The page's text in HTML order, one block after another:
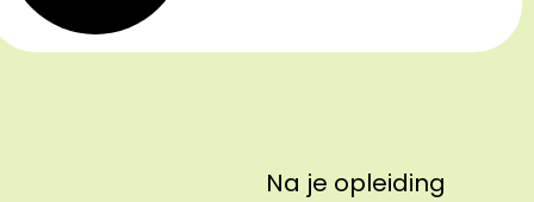
Na je opleiding